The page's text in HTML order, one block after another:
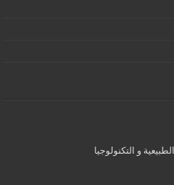
و التكنولوجيا